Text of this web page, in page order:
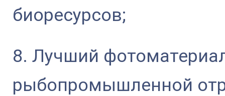
биоресурсов;
8. Лучший
рыбопромышленной